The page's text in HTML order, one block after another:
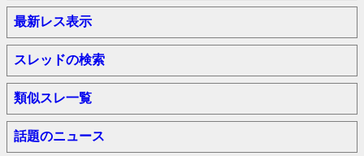
最新レス表示
スレッドの検索
類似スレ一覧
話題のニュース